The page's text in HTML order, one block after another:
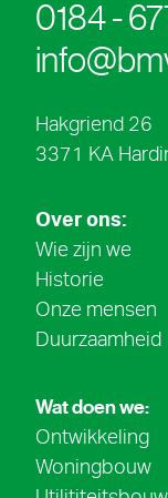
0184 -
Hakgriend 26
3371 KA
Over ons:
Wie zijn we
Historie
Onze mensen
Duurzaamheid
Wat doen we:
Ontwikkeling
Woningbouw